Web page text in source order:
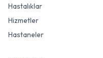
Hastalıklar
Hizmetler
Hastaneler